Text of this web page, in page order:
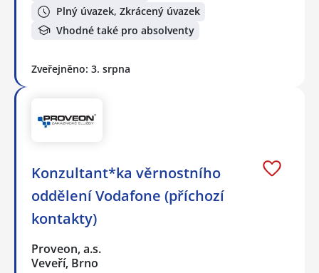
Plný úvazek, Zkrácený úvazek
Vhodné také pro absolventy
Zveřejněno: 3. srpna
Konzultant*ka věrnostního
oddělení Vodafone (příchozí
kontakty)
Proveon, a.s.
Veveří, Brno